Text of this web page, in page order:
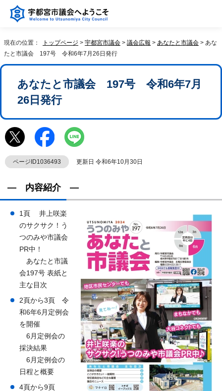
現在の位置： トップページ > 宇都宮市議会 > 議会広報 > あなたと市議会 > あな
たと市議会 197号 令和6年7月26日発行
あなたと市議会 197号 令和6年7月
26日発行
ページID1036493 更新日 令和6年10月30日
― 内容紹介 ―
1頁 井上咲楽
のサクサク！う
つのみや市議会
PR中！
あなたと市議
会197号 表紙と
主な目次
2頁から3頁 令
和6年6月定例会
を開催
6月定例会の
採決結果
6月定例会の
日程と概要
4頁から9頁